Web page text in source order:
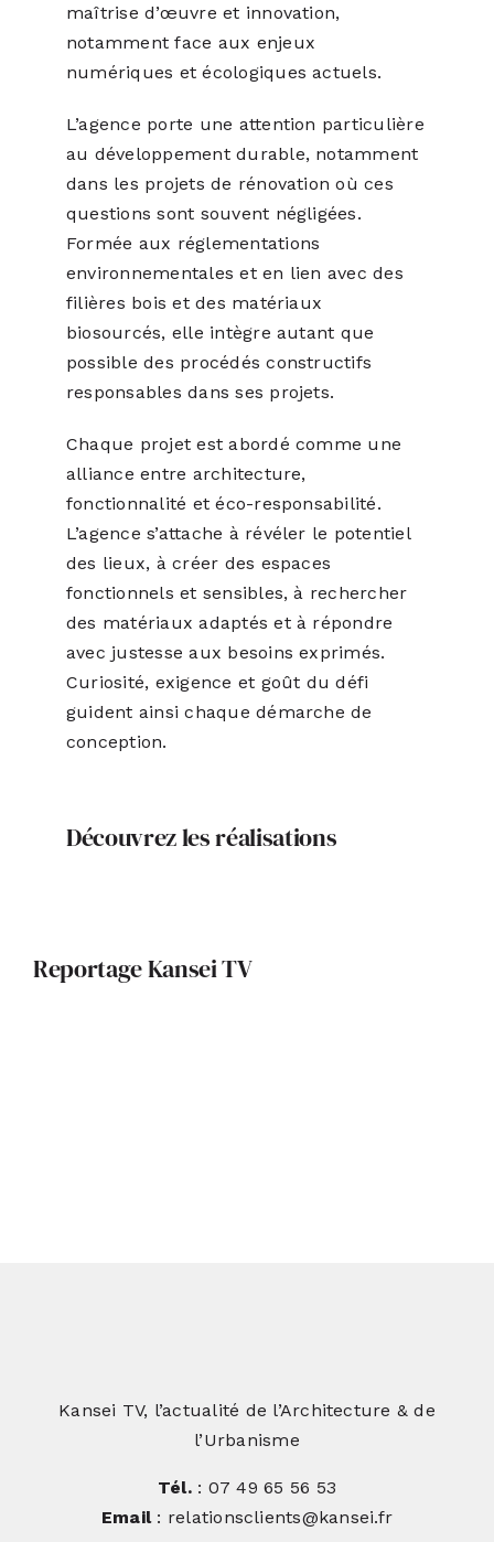
maîtrise d’œuvre et innovation,
notamment face aux enjeux
numériques et écologiques actuels.
L’agence porte une attention particulière
au développement durable, notamment
dans les projets de rénovation où ces
questions sont souvent négligées.
Formée aux réglementations
environnementales et en lien avec des
filières bois et des matériaux
biosourcés, elle intègre autant que
possible des procédés constructifs
responsables dans ses projets.
Chaque projet est abordé comme une
alliance entre architecture,
fonctionnalité et éco-responsabilité.
L’agence s’attache à révéler le potentiel
des lieux, à créer des espaces
fonctionnels et sensibles, à rechercher
des matériaux adaptés et à répondre
avec justesse aux besoins exprimés.
Curiosité, exigence et goût du défi
guident ainsi chaque démarche de
conception.
Découvrez les réalisations
Reportage Kansei TV
Kansei TV, l’actualité de l’Architecture & de
l’Urbanisme
Tél.: 07 49 65 56 53
Email: relationsclients@kansei.fr